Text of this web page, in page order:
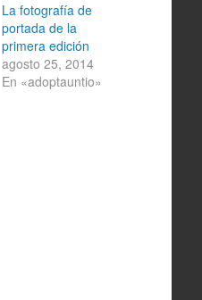
La fotografía de
portada de la
primera edición
agosto 25, 2014
En «adoptauntio»